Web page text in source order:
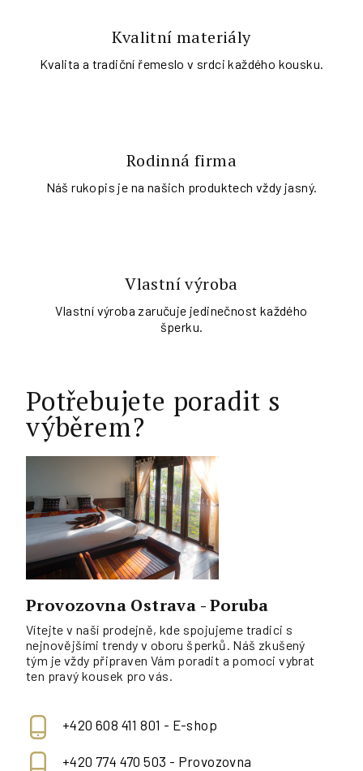
Kvalitní materiály
Kvalita a tradiční řemeslo v srdci každého kousku.
Rodinná firma
Náš rukopis je na našich produktech vždy jasný.
Vlastní výroba
Vlastní výroba zaručuje jedinečnost každého
šperku.
Potřebujete poradit s
výběrem?
Provozovna Ostrava - Poruba
Vítejte v naší prodejně, kde spojujeme tradici s
nejnovějšími trendy v oboru šperků. Náš zkušený
tým je vždy připraven Vám poradit a pomoci vybrat
ten pravý kousek pro vás.
+420 608 411 801 - E-shop
+420 774 470 503 - Provozovna